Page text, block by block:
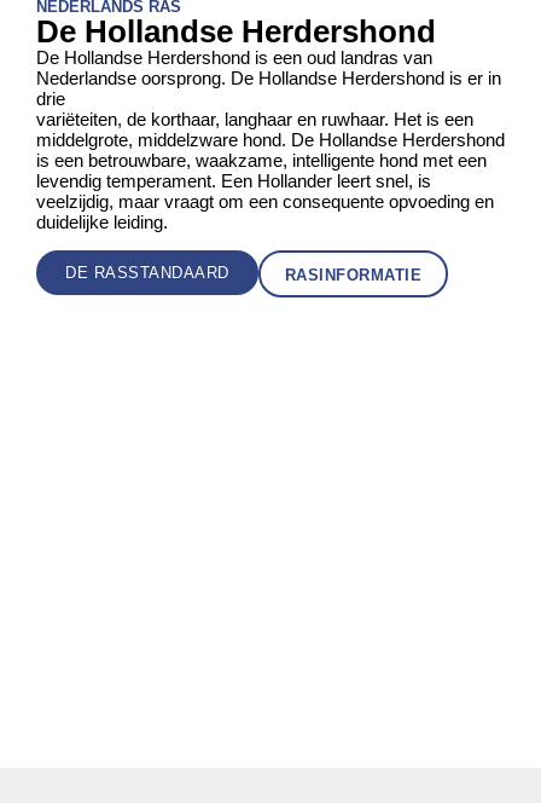
NEDERLANDS RAS
De Hollandse Herdershond
De Hollandse Herdershond is een oud landras van
Nederlandse oorsprong. De Hollandse Herdershond is er in
drie
variëteiten, de korthaar, langhaar en ruwhaar. Het is een
middelgrote, middelzware hond. De Hollandse Herdershond
is een betrouwbare, waakzame, intelligente hond met een
levendig temperament. Een Hollander leert snel, is
veelzijdig, maar vraagt om een consequente opvoeding en
duidelijke leiding.
DE RASSTANDAARD RASINFORMATIE